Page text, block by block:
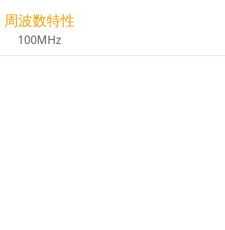
周波数特性
100MHz